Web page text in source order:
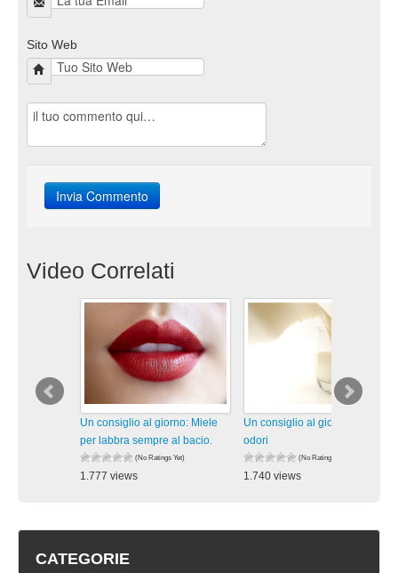
Sito Web
Video Correlati
Un consiglio al giorno: Miele
per labbra sempre al bacio.
(No Ratings Yet)
1.777 views
Un consiglio al giorno: Addio
odori
(No Ratings Yet)
1.740 views
CATEGORIE